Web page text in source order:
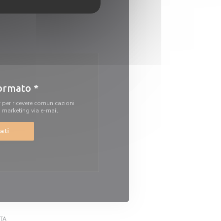
*
ricevere comunicazioni
via e-mail.
FINESTRA))
((APRE UNA NUOVA FINESTRA))